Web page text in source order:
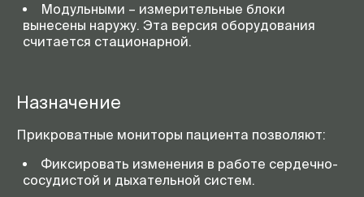
Модульными – измерительные блоки
вынесены наружу. Эта версия оборудования
считается стационарной.
Назначение
Прикроватные мониторы пациента позволяют:
Фиксировать изменения в работе сердечно-
сосудистой и дыхательной систем.